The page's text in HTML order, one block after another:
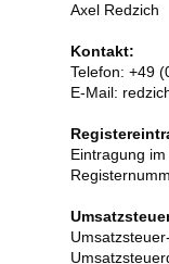
Axel Redzich
Kontakt:
Telefon: +49
E-Mail:
Eintragung